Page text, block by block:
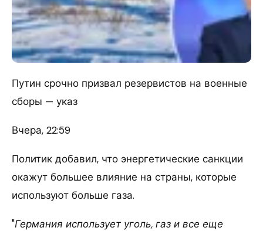
Путин срочно призвал резервистов на военные
сборы — указ
Вчера, 22:59
Политик добавил, что энергетические санкции
окажут большее влияние на страны, которые
используют больше газа.
"Германия использует уголь, газ и все еще